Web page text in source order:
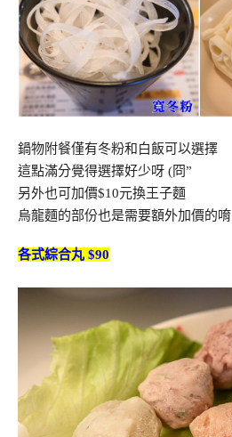
鍋物附餐僅有冬粉和白飯可以選擇
這點滿分覺得選擇好少呀 (冏”
另外也可加價$10元換王子麵
烏龍麵的部份也是需要額外加價的唷
各式綜合丸 $90